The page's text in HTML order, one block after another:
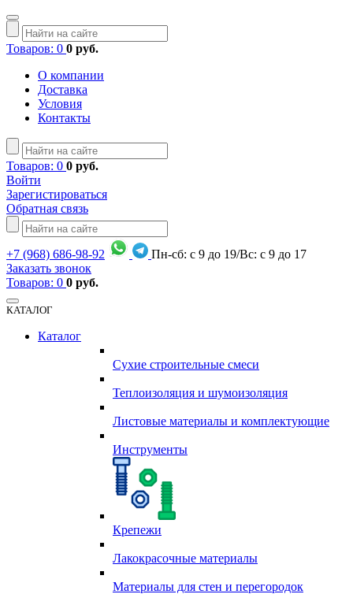
Товаров: 0 0 руб.
О компании
Доставка
Условия
Контакты
Товаров: 0 0 руб.
Войти
Зарегистироваться
Обратная связь
+7 (968) 686-98-92
Пн-сб: с 9 до 19/Вс: с 9 до 17
Заказать звонок
Товаров: 0 0 руб.
КАТАЛОГ
Каталог
Сухие строительные смеси
Теплоизоляция и шумоизоляция
Листовые материалы и комплектующие
Инструменты
Крепежи
Лакокрасочные материалы
Материалы для стен и перегородок